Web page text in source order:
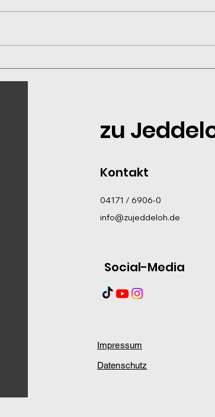
zu
Kontakt
04171 / 6906-0
info@zujeddeloh.de
Social-Media
Impressum
Datenschutz